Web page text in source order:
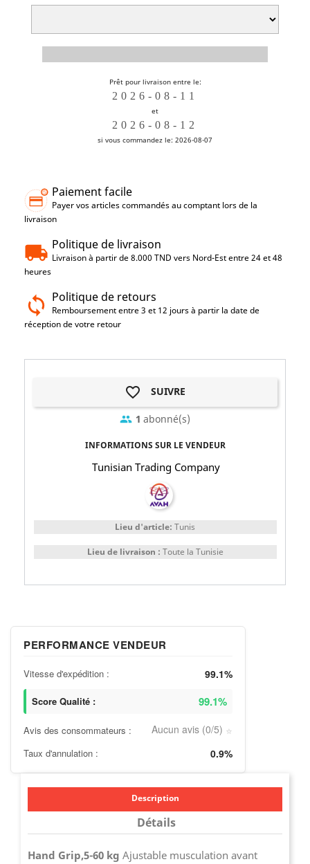
Prêt pour livraison entre le:
et
si vous commandez le: 2026-08-07
Paiement facile
Payer vos articles commandés au comptant lors de la
livraison
Politique de livraison
Livraison à partir de 8.000 TND vers Nord-Est entre 24 et 48
heures
Politique de retours
Remboursement entre 3 et 12 jours à partir la date de
réception de votre retour
favorite_border SUIVRE
group 1 abonné(s)
INFORMATIONS SUR LE VENDEUR
Tunisian Trading Company
Lieu d'article: Tunis
Lieu de livraison : Toute la Tunisie
PERFORMANCE VENDEUR
Vitesse d'expédition : 99.1%
Score Qualité : 99.1%
Avis des consommateurs : Aucun avis (0/5) ⭐
Taux d'annulation : 0.9%
Description
Détails
Hand Grip,5-60 kg Ajustable musculation avant